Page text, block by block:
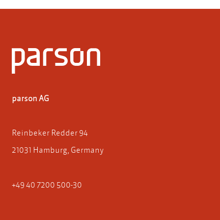
parson AG
Reinbeker Redder 94
21031 Hamburg, Germany
+49 40 7200 500-30